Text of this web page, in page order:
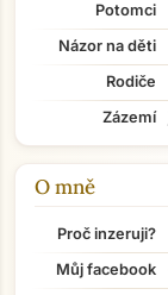
Potomci
Názor na děti
Rodiče
Zázemí
O mně
Proč inzeruji?
Můj facebook